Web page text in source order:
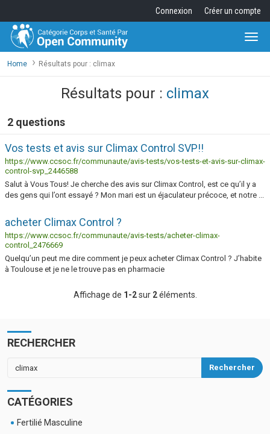
Connexion Créer un compte
Home Résultats pour : climax
Résultats pour : climax
2 questions
Vos tests et avis sur Climax Control SVP!!
https://www.ccsoc.fr/communaute/avis-tests/vos-tests-et-avis-sur-climax-
control-svp_2446588
Salut à Vous Tous! Je cherche des avis sur Climax Control, est ce qu’il y a
des gens qui l’ont essayé ? Mon mari est un éjaculateur précoce, et notre ...
acheter Climax Control ?
https://www.ccsoc.fr/communaute/avis-tests/acheter-climax-
control_2476669
Quelqu’un peut me dire comment je peux acheter Climax Control ? J’habite
à Toulouse et je ne le trouve pas en pharmacie
Affichage de 1-2sur 2éléments.
RECHERCHER
Rechercher
CATÉGORIES
Fertilié Masculine